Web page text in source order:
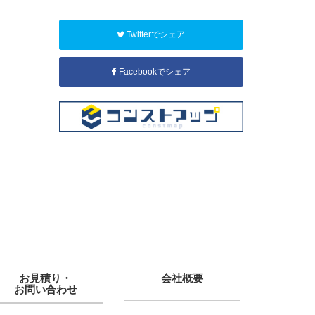
Twitterでシェア
Facebookでシェア
お見積り・
お問い合わせ
会社概要